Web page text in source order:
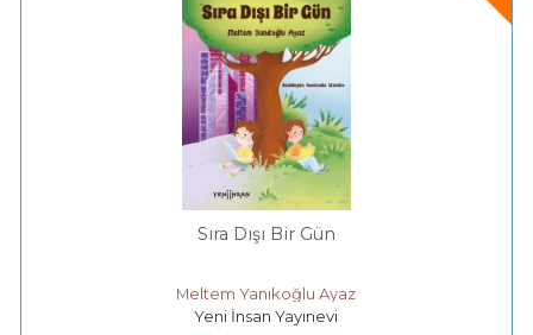
Sıra Dışı Bir Gün
Meltem Yanıkoğlu Ayaz
Yeni İnsan Yayınevi